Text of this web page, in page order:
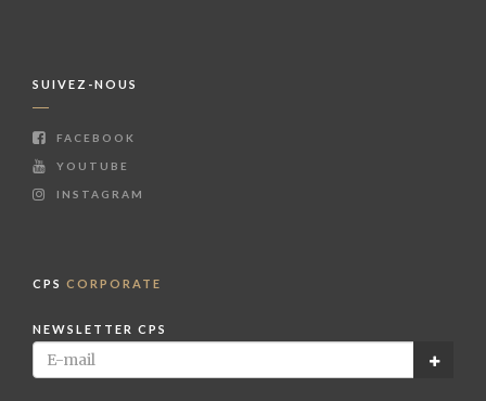
SUIVEZ-NOUS
FACEBOOK
YOUTUBE
INSTAGRAM
CPS CORPORATE
NEWSLETTER CPS